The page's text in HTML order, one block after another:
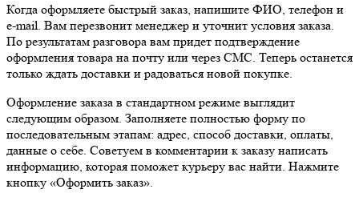
Когда оформляете быстрый заказ, напишите ФИО, телефон и
e-mail. Вам перезвонит менеджер и уточнит условия заказа.
По результатам разговора вам придет подтверждение
оформления товара на почту или через СМС. Теперь останется
только ждать доставки и радоваться новой покупке.
Оформление заказа в стандартном режиме выглядит
следующим образом. Заполняете полностью форму по
последовательным этапам: адрес, способ доставки, оплаты,
данные о себе. Советуем в комментарии к заказу написать
информацию, которая поможет курьеру вас найти. Нажмите
кнопку «Оформить заказ».